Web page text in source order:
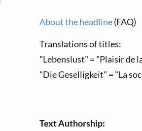
About the headline(FAQ)
Translations of titles:
"Lebenslust" = "Plaisir de
"Die Geselligkeit" = "La
Text Authorship: